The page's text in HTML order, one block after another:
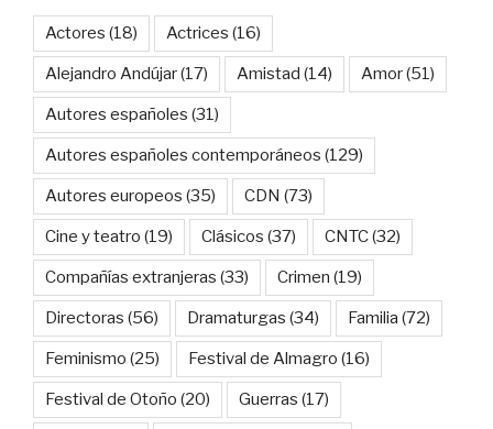
Actores (18) Actrices (16)
Alejandro Andújar(17) Amistad (14) Amor(51)
Autores españoles (31)
Autores españoles contemporáneos (129)
Autores europeos (35) CDN (73)
Cine y teatro (19) Clásicos (37) CNTC(32)
Compañías extranjeras (33) Crimen (19)
Directoras (56) Dramaturgas (34) Familia (72)
Feminismo (25) Festival de Almagro (16)
Festival de Otoño (20) Guerras (17)